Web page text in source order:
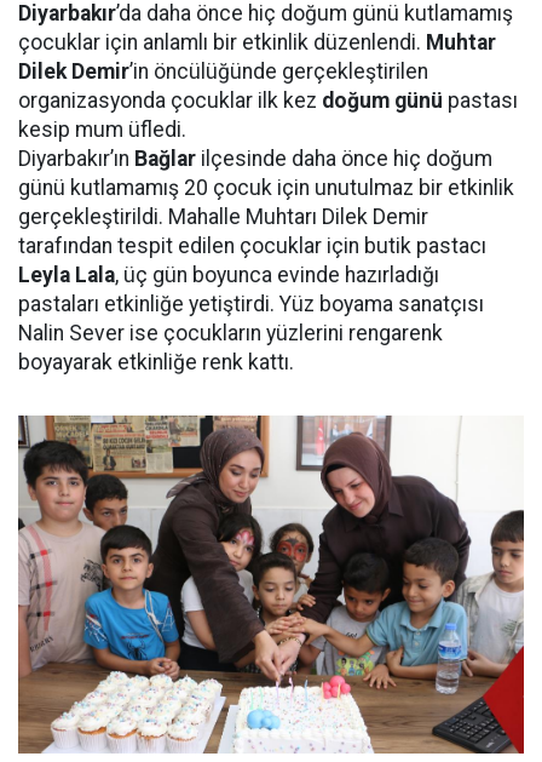
Diyarbakır’da daha önce hiç doğum günü kutlamamış
çocuklar için anlamlı bir etkinlik düzenlendi. Muhtar
Dilek Demir’in öncülüğünde gerçekleştirilen
organizasyonda çocuklar ilk kez doğum günü pastası
kesip mum üfledi.
Diyarbakır’ın Bağlar ilçesinde daha önce hiç doğum
günü kutlamamış 20 çocuk için unutulmaz bir etkinlik
gerçekleştirildi. Mahalle Muhtarı Dilek Demir
tarafından tespit edilen çocuklar için butik pastacı
Leyla Lala, üç gün boyunca evinde hazırladığı
pastaları etkinliğe yetiştirdi. Yüz boyama sanatçısı
Nalin Sever ise çocukların yüzlerini rengarenk
boyayarak etkinliğe renk kattı.